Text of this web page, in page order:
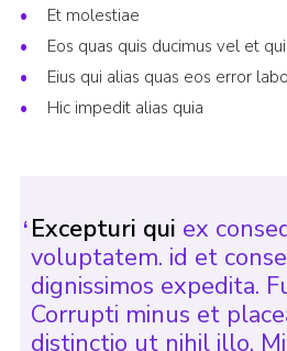
Et molestiae
Eos quas quis ducimus vel et qui
Eius qui alias quas eos error
Hic impedit alias quia
Excepturi qui ex
voluptatem. id et
dignissimos expedita.
Corrupti minus et
distinctio ut nihil illo.